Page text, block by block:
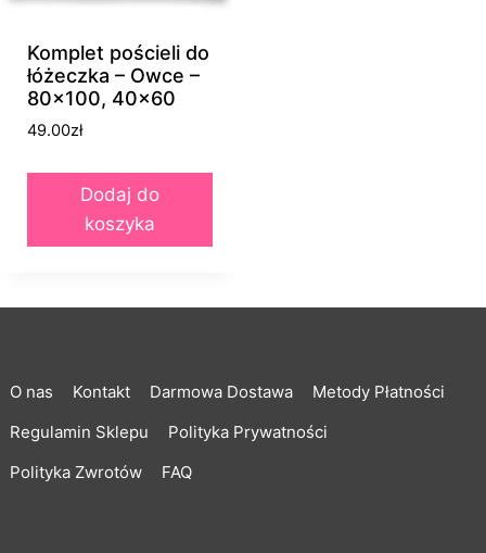
Komplet pościeli do
łóżeczka – Owce –
80×100, 40×60
49.00zł
Dodaj do
koszyka
O nas Kontakt Darmowa Dostawa
Metody Płatności
Regulamin Sklepu
Polityka Prywatności
Polityka Zwrotów
FAQ